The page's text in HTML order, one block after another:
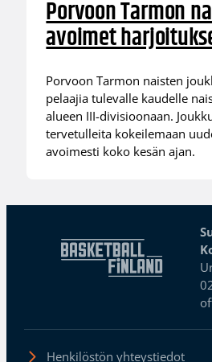
Porvoon Tarmon
avoimet
Porvoon Tarmon naisten
pelaajia tulevalle kaudelle
alueen III-divisioonaan.
tervetulleita kokeilemaan
avoimesti koko kesän ajan.
Henkilöstön yhteystiedot